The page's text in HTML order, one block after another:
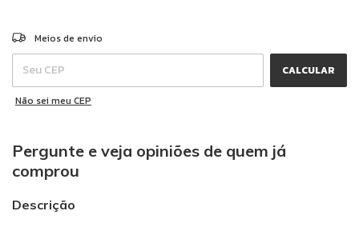
Entregas para o CEP:
Meios de envio
CALCULAR
Não sei meu CEP
Pergunte e veja opiniões de quem já
comprou
Descrição